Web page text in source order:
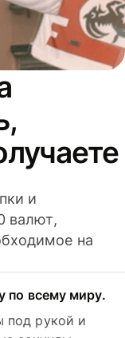
и
валют,
на
по всему миру.
под рукой и